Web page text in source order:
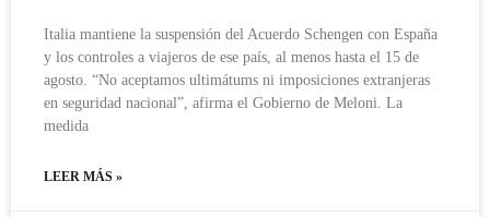
Italia mantiene la suspensión del Acuerdo Schengen con España
y los controles a viajeros de ese país, al menos hasta el 15 de
agosto. “No aceptamos ultimátums ni imposiciones extranjeras
en seguridad nacional”, afirma el Gobierno de Meloni. La
medida
LEER MÁS »